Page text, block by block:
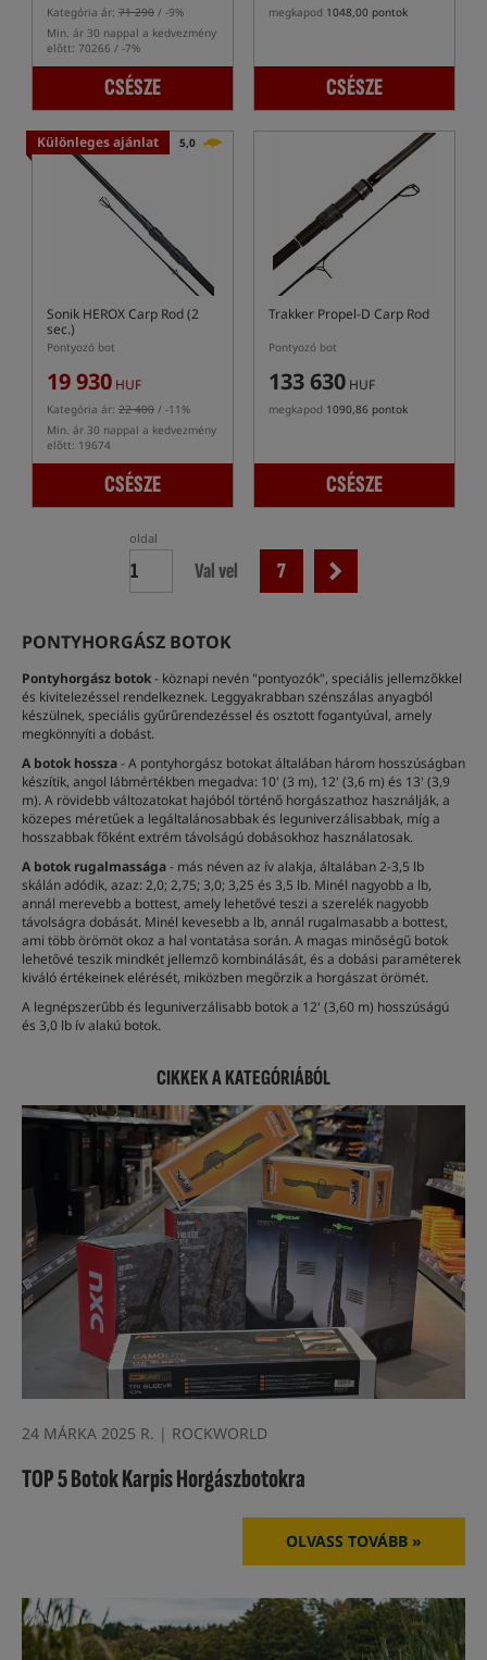
Kategória ár: 71 290 / -9%
Min. ár 30 nappal a kedvezmény
előtt: 70266 / -7%
CSÉSZE
megkapod 1048,00 pontok
CSÉSZE
Különleges ajánlat 5,0
Sonik HEROX Carp Rod (2
sec.)
Pontyozó bot
19 930 HUF
Kategória ár: 22 400 / -11%
Min. ár 30 nappal a kedvezmény
előtt: 19674
CSÉSZE
Trakker Propel-D Carp Rod
Pontyozó bot
133 630 HUF
megkapod 1090,86 pontok
CSÉSZE
oldal
Val vel 7
PONTYHORGÁSZ BOTOK
Pontyhorgász botok- köznapi nevén "pontyozók", speciális jellemzőkkel
és kivitelezéssel rendelkeznek. Leggyakrabban szénszálas anyagból
készülnek, speciális gyűrűrendezéssel és osztott fogantyúval, amely
megkönnyíti a dobást.
A botok hossza- A pontyhorgász botokat általában három hosszúságban
készítik, angol lábmértékben megadva: 10' (3 m), 12' (3,6 m) és 13' (3,9
m). A rövidebb változatokat hajóból történő horgászathoz használják, a
közepes méretűek a legáltalánosabbak és leguniverzálisabbak, míg a
hosszabbak főként extrém távolságú dobásokhoz használatosak.
A botok rugalmassága- más néven az ív alakja, általában 2-3,5 lb
skálán adódik, azaz: 2,0; 2,75; 3,0; 3,25 és 3,5 lb. Minél nagyobb a lb,
annál merevebb a bottest, amely lehetővé teszi a szerelék nagyobb
távolságra dobását. Minél kevesebb a lb, annál rugalmasabb a bottest,
ami több örömöt okoz a hal vontatása során. A magas minőségű botok
lehetővé teszik mindkét jellemző kombinálását, és a dobási paraméterek
kiváló értékeinek elérését, miközben megőrzik a horgászat örömét.
A legnépszerűbb és leguniverzálisabb botok a 12' (3,60 m) hosszúságú
és 3,0 lb ív alakú botok.
CIKKEK A KATEGÓRIÁBÓL
24 MÁRKA 2025 R. | ROCKWORLD
TOP 5 Botok Karpis Horgászbotokra
OLVASS TOVÁBB »